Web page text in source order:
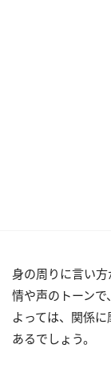
身の周りに言い
情や声のトーン
よっては、関係
あるでしょう。